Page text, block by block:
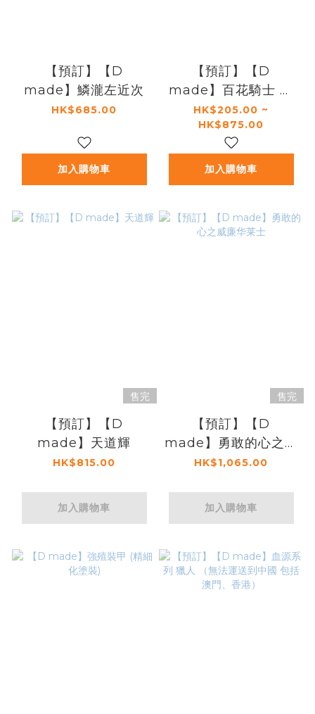
【預訂】【D
made】鱗瀧左近次
HK$685.00
加入購物車
【預訂】【D
made】百花騎士 洛
拉斯 提利爾
HK$205.00 ~
HK$875.00
加入購物車
售完
【預訂】【D
made】天道輝
HK$815.00
加入購物車
售完
【預訂】【D
made】勇敢的心之威
廉华莱士
HK$1,065.00
加入購物車